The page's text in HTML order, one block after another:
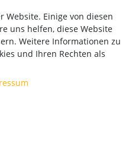
Website. Einige von diesen
uns helfen, diese Website
Weitere Informationen zu
und Ihren Rechten als